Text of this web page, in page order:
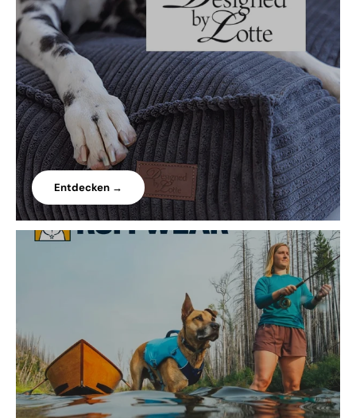
Entdecken →